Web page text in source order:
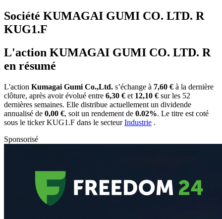
Société KUMAGAI GUMI CO. LTD. R
KUG1.F
L'action KUMAGAI GUMI CO. LTD. R
en résumé
L'action Kumagai Gumi Co.,Ltd. s’échange à 7,60 € à la dernière
clôture, après avoir évolué entre 6,30 € et 12,10 € sur les 52
dernières semaines. Elle distribue actuellement un dividende
annualisé de 0,00 €, soit un rendement de 0.02%. Le titre est coté
sous le tickerKUG1.F dans le secteurIndustrie .
Sponsorisé